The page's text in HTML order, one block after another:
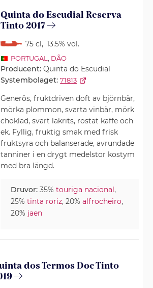
Quinta do Escudial Reserva
Tinto 2017
75 cl, 13.5% vol.
PORTUGAL DÃO
Producent:Quinta do Escudial
Systembolaget: 71813
Generös, fruktdriven doft av björnbär,
mörka plommon, svarta vinbär, mörk
choklad, svart lakrits, rostat kaffe och
ek. Fyllig, fruktig smak med frisk
fruktsyra och balanserade, avrundade
tanniner i en drygt medelstor kostym
med bra längd.
Druvor: 35%touriga nacional,
25%tinta roriz, 20%alfrocheiro,
20% jaen
dos Termos Doc Tinto